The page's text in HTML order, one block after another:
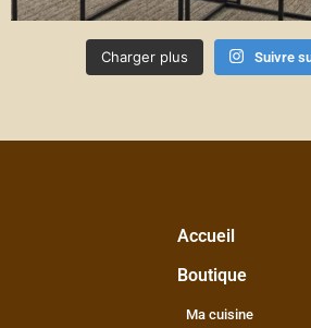
Charger plus Suivre
Accueil
Boutique
Ma cuisine